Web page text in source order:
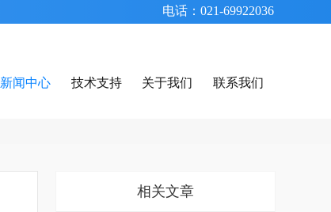
新闻中心 技术支持 关于我们 联系我们
电话：021-69922036
相关文章